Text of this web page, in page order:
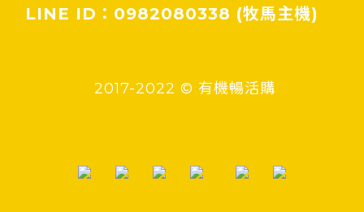
LINE ID：0982080338 (牧馬主機)
2017-2022 © 有機暢活購